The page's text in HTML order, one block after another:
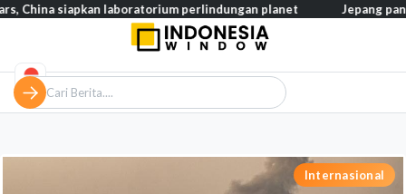
Internasional
siapkan laboratorium perlindungan planet Jepang pangkas